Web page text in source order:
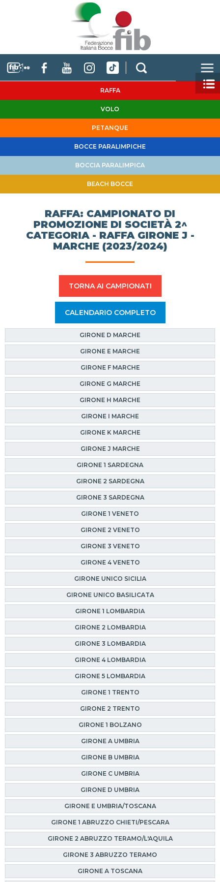
RAFFA
VOLO
PETANQUE
BOCCE PARALIMPICHE
BOCCIA PARALIMPICA
BEACH BOCCE
RAFFA: CAMPIONATO DI
PROMOZIONE DI SOCIETÀ 2^
CATEGORIA - RAFFA GIRONE J -
MARCHE (2023/2024)
TORNA AI CAMPIONATI
CALENDARIO COMPLETO
GIRONE D MARCHE
GIRONE E MARCHE
GIRONE F MARCHE
GIRONE G MARCHE
GIRONE H MARCHE
GIRONE I MARCHE
GIRONE K MARCHE
GIRONE J MARCHE
GIRONE 1 SARDEGNA
GIRONE 2 SARDEGNA
GIRONE 3 SARDEGNA
GIRONE 1 VENETO
GIRONE 2 VENETO
GIRONE 3 VENETO
GIRONE 4 VENETO
GIRONE UNICO SICILIA
GIRONE UNICO BASILICATA
GIRONE 1 LOMBARDIA
GIRONE 2 LOMBARDIA
GIRONE 3 LOMBARDIA
GIRONE 4 LOMBARDIA
GIRONE 5 LOMBARDIA
GIRONE 1 TRENTO
GIRONE 2 TRENTO
GIRONE 1 BOLZANO
GIRONE A UMBRIA
GIRONE B UMBRIA
GIRONE C UMBRIA
GIRONE D UMBRIA
GIRONE E UMBRIA/TOSCANA
GIRONE 1 ABRUZZO CHIETI/PESCARA
GIRONE 2 ABRUZZO TERAMO/L'AQUILA
GIRONE 3 ABRUZZO TERAMO
GIRONE A TOSCANA